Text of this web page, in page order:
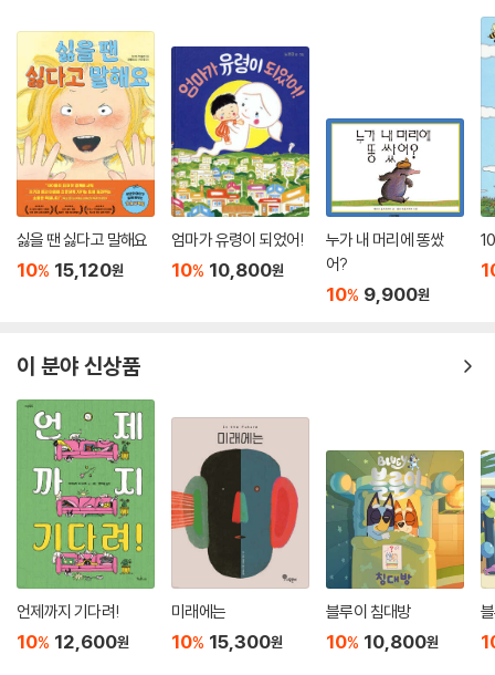
싫을 땐 싫다고 말해요
10% 15,120원
엄마가 유령이 되었어!
10% 10,800원
누가 내 머리에 똥쌌
어?
10% 9,900원
이 분야 신상품
언제까지 기다려!
10% 12,600원
미래에는
10% 15,300원
블루이 침대방
10% 10,800원